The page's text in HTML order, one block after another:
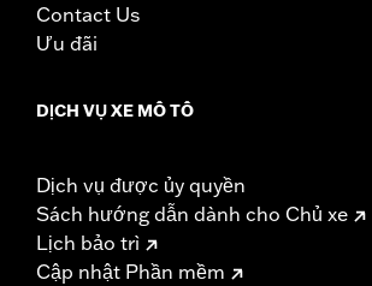
Contact Us
Ưu đãi
DỊCH VỤ XE MÔ TÔ
Dịch vụ được ủy quyền
Sách hướng dẫn dành cho Chủ xe
Lịch bảo trì
Cập nhật Phần mềm